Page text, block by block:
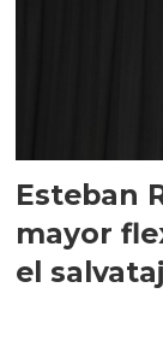
Esteban
mayor
el